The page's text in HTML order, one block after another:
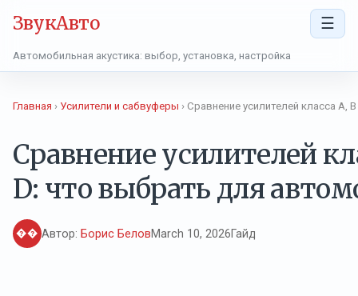
ЗвукАвто ☰
Автомобильная акустика: выбор, установка, настройка
Главная › Усилители и сабвуферы › Сравнение усилителей класса A,
Сравнение усилителей
D: что выбрать для
�� Автор: Борис БеловMarch 10, 2026Гайд